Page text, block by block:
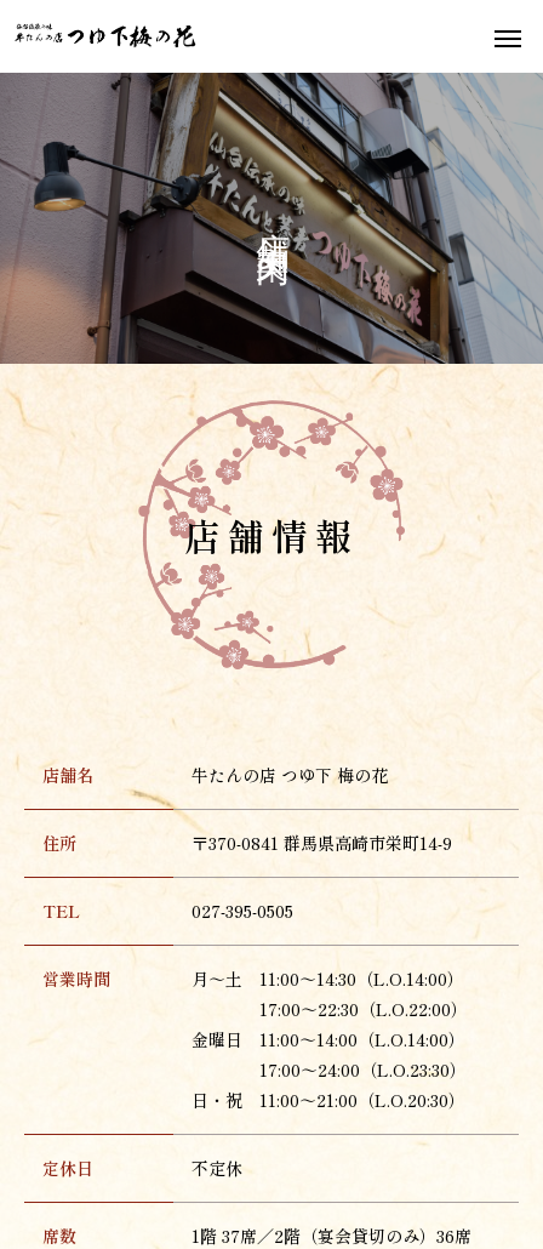
店
舗
案
内
店舗情報
店舗名 牛たんの店 つゆ下 梅の花
住所 〒370-0841 群馬県高崎市栄町14-9
TEL 027-395-0505
営業時間
月～土 11:00～14:30（L.O.14:00）
17:00～22:30（L.O.22:00）
金曜日 11:00～14:00（L.O.14:00）
17:00～24:00（L.O.23:30）
日・祝 11:00～21:00（L.O.20:30）
定休日 不定休
席数 1階 37席／2階（宴会貸切のみ）36席